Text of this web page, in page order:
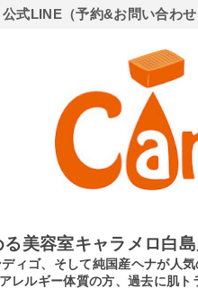
公式LINE（予約&お問い合わせ
美容室キャラメロ白
ゴ、そして純国産ヘナが人
レルギー体質の方、過去に肌